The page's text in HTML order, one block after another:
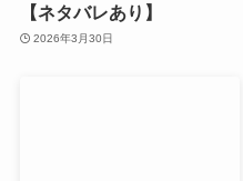
【ネタバレあり】
2026年3月30日